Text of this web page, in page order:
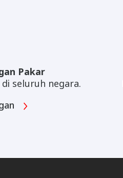
Pakar
seluruh negara.